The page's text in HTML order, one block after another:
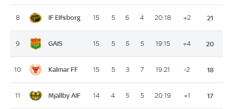
8 IF Elfsborg 15 5 6 4 20:18 +2 21
9 GAIS 15 5 5 5 19:15 +4 20
10 Kalmar FF 15 5 3 7 19:21 -2 18
11 Mjällby AIF 14 4 5 5 20:19 +1 17